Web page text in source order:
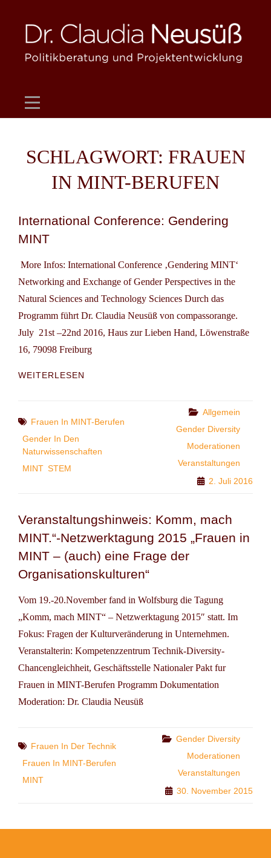
content
SCHLAGWORT: FRAUEN
IN MINT-BERUFEN
International Conference: Gendering
MINT
More Infos: International Conference ‚Gendering MINT‘
Networking and Exchange of Gender Perspectives in the
Natural Sciences and Technology Sciences Durch das
Programm führt Dr. Claudia Neusüß von compassorange.
July 21st –22nd 2016, Haus zur Lieben Hand, Löwenstraße
16, 79098 Freiburg
WEITERLESEN
Tags
Frauen In MINT-Berufen
Gender In Den
Naturwissenschaften
MINT STEM
Categories
Allgemein
Gender Diversity
Moderationen
Veranstaltungen
2. Juli 2016
Veranstaltungshinweis: Komm, mach
MINT.“-Netzwerktagung 2015 „Frauen in
MINT – (auch) eine Frage der
Organisationskulturen“
Vom 19.-20.November fand in Wolfsburg die Tagung
„Komm, mach MINT“ – Netzwerktagung 2015″ statt. Im
Fokus: Fragen der Kulturveränderung in Unternehmen.
Veranstalterin: Kompetenzzentrum Technik-Diversity-
Chancengleichheit, Geschäftsstelle Nationaler Pakt fur
Frauen in MINT-Berufen Programm Dokumentation
Moderation: Dr. Claudia Neusüß
Tags
Frauen In Der Technik
Frauen In MINT-Berufen
MINT
Categories
Gender Diversity
Moderationen
Veranstaltungen
30. November 2015